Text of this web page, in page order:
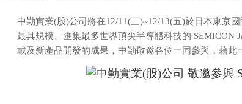
中勤實業(股)公司將在12/11(三)~12/13(五)於日本東京
最具規模、匯集最多世界頂尖半導體科技的 SEMICON
載及新產品開發的成果，中勤敬邀各位一同參與，藉此